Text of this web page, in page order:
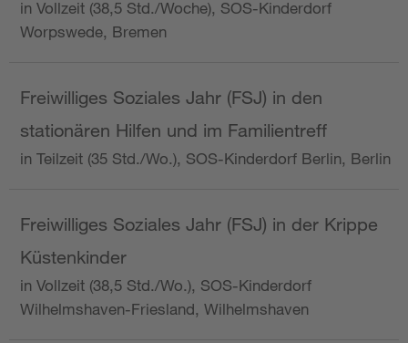
in Vollzeit (38,5 Std./Woche), SOS-Kinderdorf
Worpswede, Bremen
Freiwilliges Soziales Jahr (FSJ) in den
stationären Hilfen und im Familientreff
in Teilzeit (35 Std./Wo.), SOS-Kinderdorf Berlin, Berlin
Freiwilliges Soziales Jahr (FSJ) in der Krippe
Küstenkinder
in Vollzeit (38,5 Std./Wo.), SOS-Kinderdorf
Wilhelmshaven-Friesland, Wilhelmshaven